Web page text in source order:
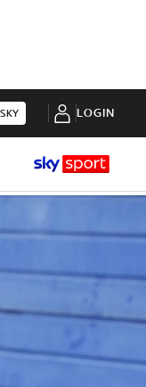
LOGIN